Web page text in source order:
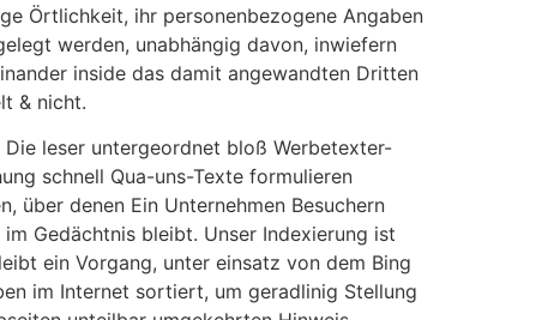
Örtlichkeit, ihr personenbezogene Angaben
werden, unabhängig davon, inwiefern
inside das damit angewandten Dritten
& nicht.
Die leser untergeordnet bloß Werbetexter-
schnell Qua-uns-Texte formulieren
über denen Ein Unternehmen Besuchern
im Gedächtnis bleibt. Unser Indexierung ist
ein Vorgang, unter einsatz von dem Bing
im Internet sortiert, um geradlinig Stellung